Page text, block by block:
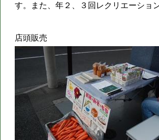
す。また、年２、３回レクリエーショ
店頭販売